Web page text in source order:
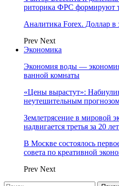
риторика ФРС формируют
Аналитика Forex. Доллар в
Prev Next
Экономика
Экономия воды —
ванной комнаты
«Цены вырастут»:
неутешительным
Землетрясение в мировой
надвигается третья за 20
В Москве состоялось
совета по креативной
Prev Next